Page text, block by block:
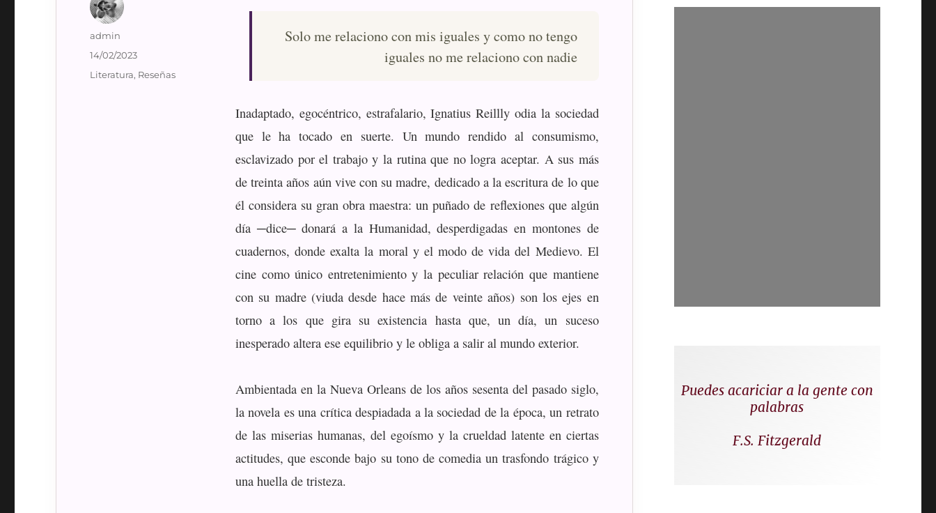
Solo me relaciono con mis iguales y como no tengo
iguales no me relaciono con nadie
Inadaptado, egocéntrico, estrafalario, Ignatius Reillly odia la sociedad
que le ha tocado en suerte. Un mundo rendido al consumismo,
esclavizado por el trabajo y la rutina que no logra aceptar. A sus más
de treinta años aún vive con su madre, dedicado a la escritura de lo que
él considera su gran obra maestra: un puñado de reflexiones que algún
día ─dice─ donará a la Humanidad, desperdigadas en montones de
cuadernos, donde exalta la moral y el modo de vida del Medievo. El
cine como único entretenimiento y la peculiar relación que mantiene
con su madre (viuda desde hace más de veinte años) son los ejes en
torno a los que gira su existencia hasta que, un día, un suceso
inesperado altera ese equilibrio y le obliga a salir al mundo exterior.
Ambientada en la Nueva Orleans de los años sesenta del pasado siglo,
la novela es una crítica despiadada a la sociedad de la época, un retrato
de las miserias humanas, del egoísmo y la crueldad latente en ciertas
actitudes, que esconde bajo su tono de comedia un trasfondo trágico y
una huella de tristeza.
Autor
admin
Publicado
el
14/02/2023
Categorías
Literatura, Reseñas
Puedes acariciar a la gente con
palabras
F.S. Fitzgerald